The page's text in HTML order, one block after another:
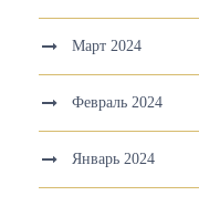
Март 2024
Февраль 2024
Январь 2024